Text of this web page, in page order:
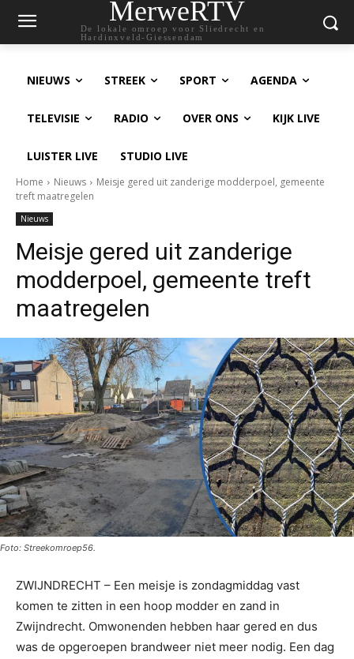
MerweRTV
De lokale omroep voor Sliedrecht en
Hardinxveld-Giessendam
NIEUWS STREEK SPORT AGENDA
TELEVISIE RADIO OVER ONS KIJK LIVE
LUISTER LIVE STUDIO LIVE
Home Nieuws
Meisje gered uit zanderige modderpoel, gemeente
treft maatregelen
Nieuws
Meisje gered uit zanderige
modderpoel, gemeente treft
maatregelen
Foto: Streekomroep56.
ZWIJNDRECHT – Een meisje is zondagmiddag vast
komen te zitten in een hoop modder en zand in
Zwijndrecht. Omwonenden hebben haar gered en dus
was de opgeroepen brandweer niet meer nodig. Een dag